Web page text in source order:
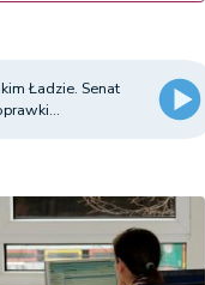
Ładzie. Senat